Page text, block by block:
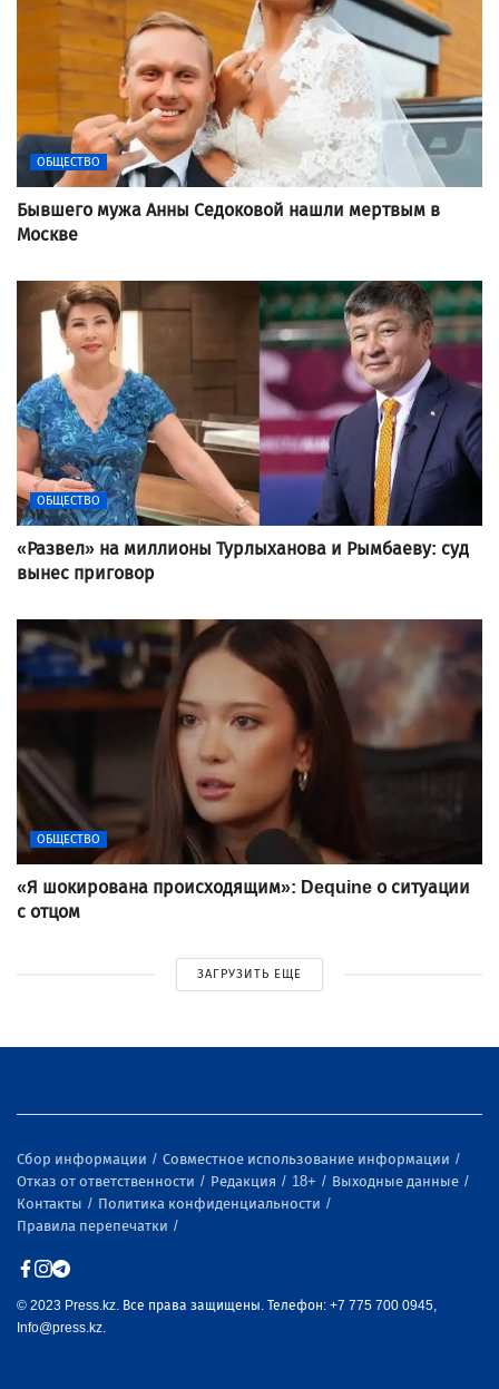
ОБЩЕСТВО
Бывшего мужа Анны Седоковой нашли мертвым в
Москве
ОБЩЕСТВО
«Развел» на миллионы Турлыханова и Рымбаеву: суд
вынес приговор
ОБЩЕСТВО
«Я шокирована происходящим»: Dequine о ситуации
с отцом
ЗАГРУЗИТЬ ЕЩЕ
Сбор информации
Совместное использование информации
Отказ от ответственности
Редакция 18+
Выходные данные
Контакты
Политика конфиденциальности
Правила перепечатки
© 2023 Press.kz. Все права защищены. Телефон: +7 775 700 0945,
Info@press.kz.